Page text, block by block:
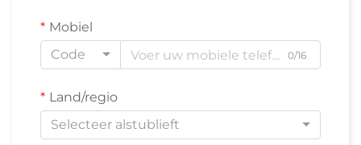
Mobiel
Code
0/16
Land/regio
Selecteer alstublieft